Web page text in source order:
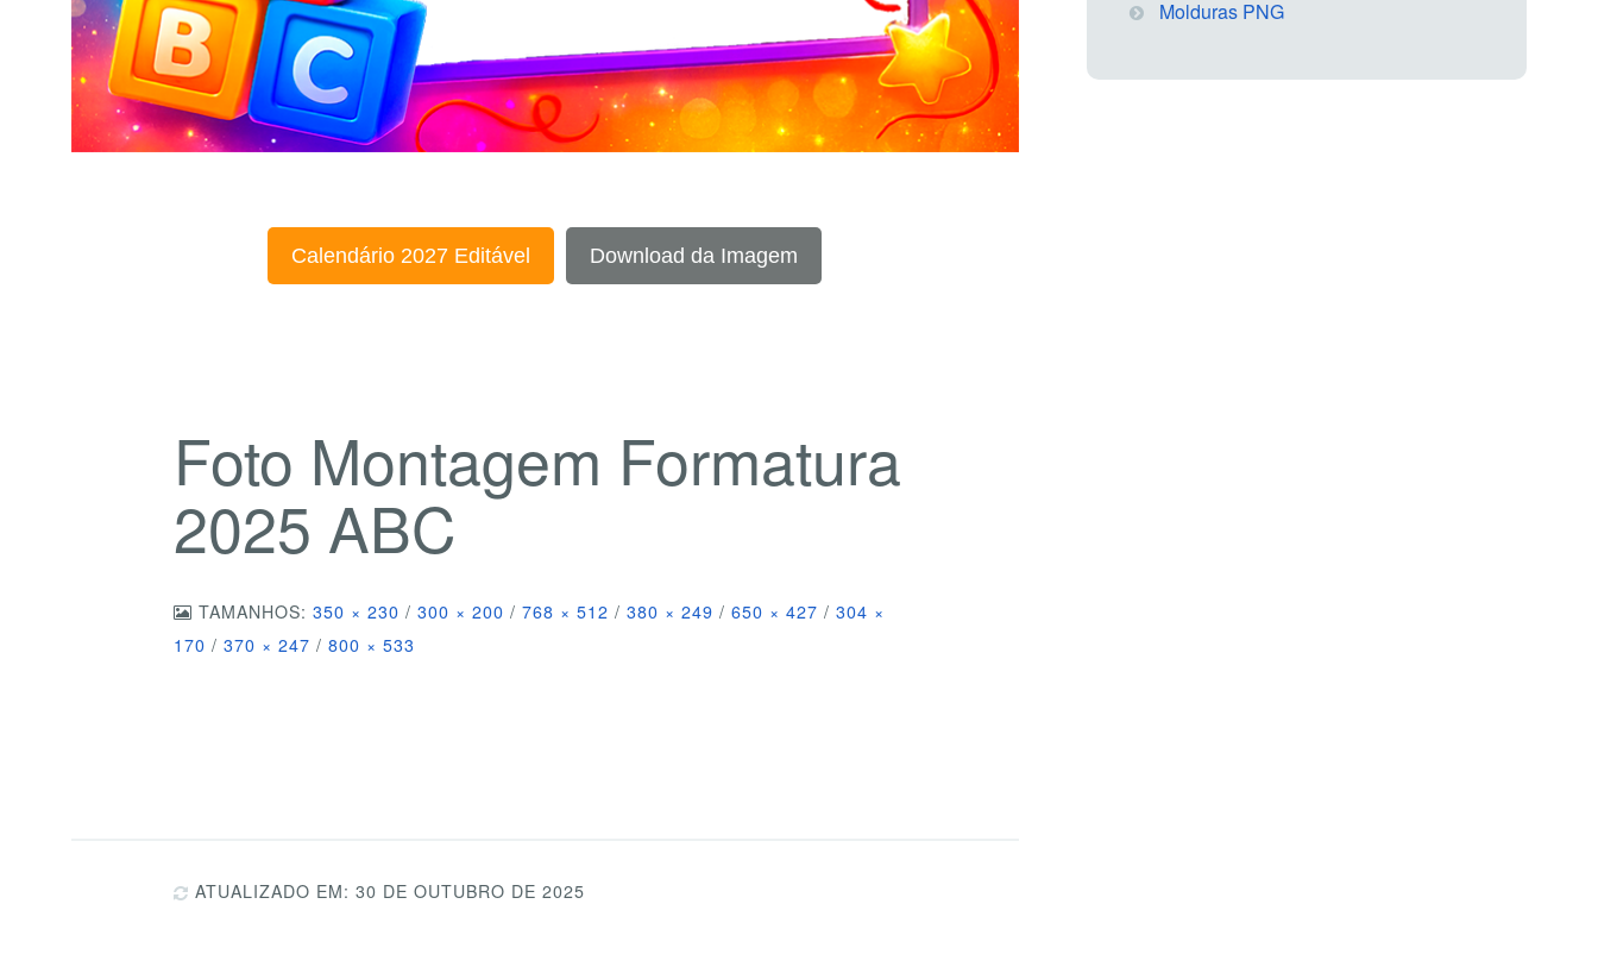
Calendário 2027 Editável Download da Imagem
Foto Montagem Formatura
2025 ABC
TAMANHOS:350 × 230 / 300 × 200 / 768 × 512 / 380 × 249 / 650 × 427 / 304 ×
170 / 370 × 247 / 800 × 533
ATUALIZADO EM: 30 DE OUTUBRO DE 2025
Molduras PNG